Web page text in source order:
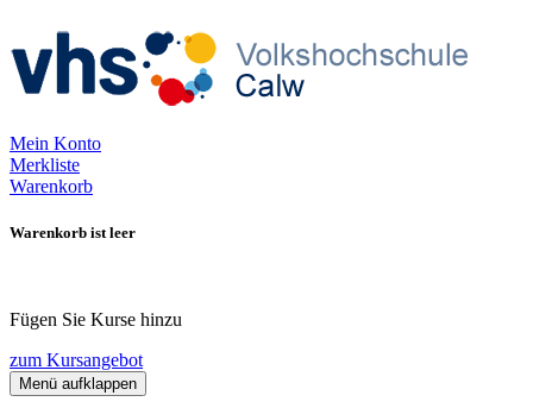
Mein Konto
Merkliste
Warenkorb
Warenkorb ist leer
Fügen Sie Kurse hinzu
zum Kursangebot
Menü aufklappen